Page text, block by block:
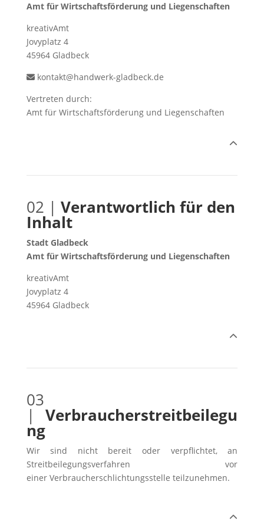
Amt für Wirtschaftsförderung und Liegenschaften
kreativAmt
Jovyplatz 4
45964 Gladbeck
kontakt@handwerk-gladbeck.de
Vertreten durch:
Amt für Wirtschaftsförderung und Liegenschaften
02 | Verantwortlich für den
Inhalt
Stadt Gladbeck
Amt für Wirtschaftsförderung und Liegenschaften
kreativAmt
Jovyplatz 4
45964 Gladbeck
03
| Verbraucherstreitbeilegu
ng
Wir sind nicht bereit oder verpflichtet, an
Streitbeilegungsverfahren vor
einer Verbraucherschlichtungsstelle teilzunehmen.